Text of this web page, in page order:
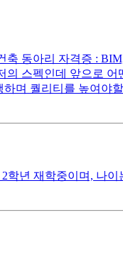
동아리 자격증 :
스펙인데 앞으로
며 퀄리티를 높여야
년 재학중이며, 나